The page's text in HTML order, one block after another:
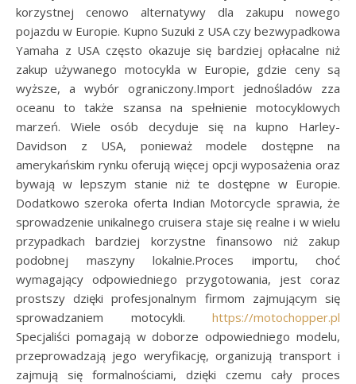
korzystnej cenowo alternatywy dla zakupu nowego
pojazdu w Europie. Kupno Suzuki z USA czy bezwypadkowa
Yamaha z USA często okazuje się bardziej opłacalne niż
zakup używanego motocykla w Europie, gdzie ceny są
wyższe, a wybór ograniczony.Import jednośladów zza
oceanu to także szansa na spełnienie motocyklowych
marzeń. Wiele osób decyduje się na kupno Harley-
Davidson z USA, ponieważ modele dostępne na
amerykańskim rynku oferują więcej opcji wyposażenia oraz
bywają w lepszym stanie niż te dostępne w Europie.
Dodatkowo szeroka oferta Indian Motorcycle sprawia, że
sprowadzenie unikalnego cruisera staje się realne i w wielu
przypadkach bardziej korzystne finansowo niż zakup
podobnej maszyny lokalnie.Proces importu, choć
wymagający odpowiedniego przygotowania, jest coraz
prostszy dzięki profesjonalnym firmom zajmującym się
sprowadzaniem motocykli. https://motochopper.pl
Specjaliści pomagają w doborze odpowiedniego modelu,
przeprowadzają jego weryfikację, organizują transport i
zajmują się formalnościami, dzięki czemu cały proces